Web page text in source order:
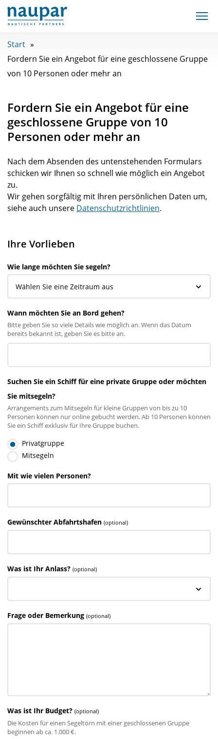
Start
Fordern Sie ein Angebot für eine geschlossene Gruppe
von 10 Personen oder mehr an
Fordern Sie ein Angebot für eine
geschlossene Gruppe von 10
Personen oder mehr an
Nach dem Absenden des untenstehenden Formulars
schicken wir Ihnen so schnell wie möglich ein Angebot
zu.
Wir gehen sorgfältig mit Ihren persönlichen Daten um,
siehe auch unsere Datenschutzrichtlinien.
Ihre Vorlieben
Wie lange möchten Sie segeln?
Wann möchten Sie an Bord gehen?
Bitte geben Sie so viele Details wie möglich an. Wenn das Datum
bereits bekannt ist, geben Sie es bitte an.
Suchen Sie ein Schiff für eine private Gruppe oder möchten
Sie mitsegeln?
Arrangements zum Mitsegeln für kleine Gruppen von bis zu 10
Personen können nur online gebucht werden. Ab 10 Personen können
Sie ein Schiff exklusiv für Ihre Gruppe buchen.
Privatgruppe
Mitsegeln
Mit wie vielen Personen?
Gewünschter Abfahrtshafen (optional)
Was ist Ihr Anlass? (optional)
Frage oder Bemerkung (optional)
Was ist Ihr Budget? (optional)
Die Kosten für einen Segeltörn mit einer geschlossenen Gruppe
beginnen ab ca. 1.000 €.